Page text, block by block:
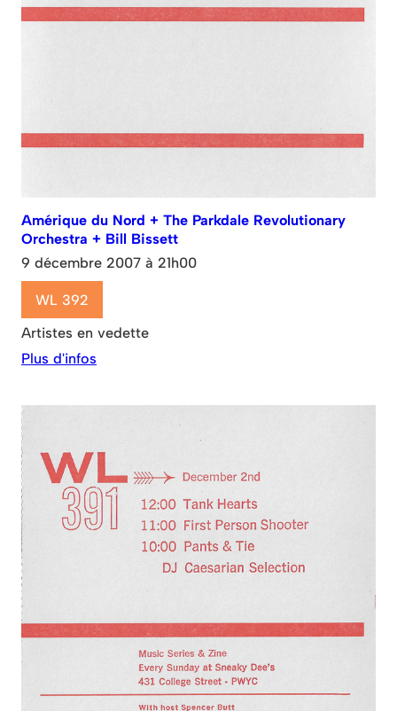
Amérique du Nord + The Parkdale Revolutionary
Orchestra + Bill Bissett
9 décembre 2007 à 21h00
WL 392
Artistes en vedette
Plus d'infos